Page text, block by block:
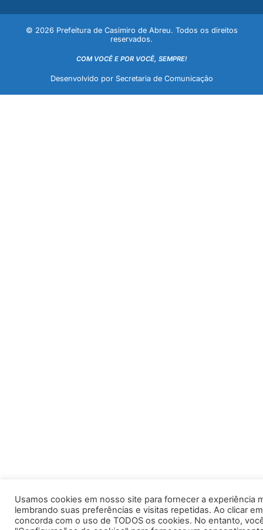
© 2026 Prefeitura de Casimiro de Abreu. Todos os direitos
reservados.
COM VOCÊ E POR VOCÊ, SEMPRE!
Desenvolvido por Secretaria de Comunicação
Usamos cookies em nosso site para fornecer a experiência
lembrando suas preferências e visitas repetidas. Ao clicar
concorda com o uso de TODOS os cookies. No entanto,